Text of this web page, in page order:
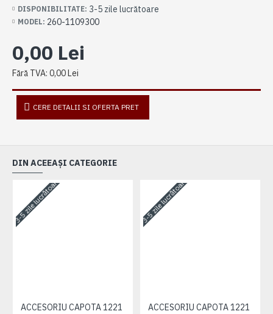
DISPONIBILITATE: 3-5 zile lucrătoare
MODEL: 260-1109300
0,00 Lei
Fără TVA: 0,00 Lei
CERE DETALII SI OFERTA PRET
DIN ACEEAȘI CATEGORIE
3-5 zile lucrătoare
ACCESORIU CAPOTA 1221
3-5 zile lucrătoare
ACCESORIU CAPOTA 1221